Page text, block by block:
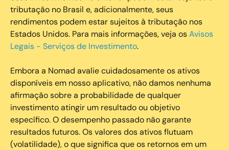
tributação no Brasil e, adicionalmente, seus
rendimentos podem estar sujeitos à tributação nos
Estados Unidos. Para mais informações, veja osAvisos
Legais - Serviços de Investimento.
Embora a Nomad avalie cuidadosamente os ativos
disponíveis em nosso aplicativo, não damos nenhuma
afirmação sobre a probabilidade de qualquer
investimento atingir um resultado ou objetivo
específico. O desempenho passado não garante
resultados futuros. Os valores dos ativos flutuam
(volatilidade), o que significa que os retornos em um